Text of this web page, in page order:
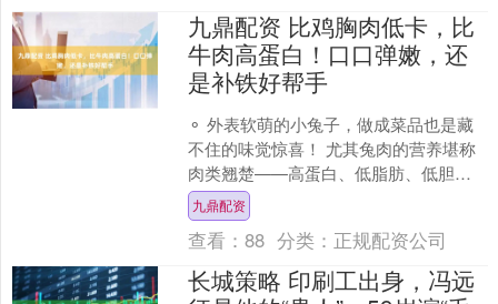
九鼎配资 比鸡胸肉低卡，比
牛肉高蛋白！口口弹嫩，还
是补铁好帮手
⚬ 外表软萌的小兔子，做成菜品也是藏
不住的味觉惊喜！ 尤其兔肉的营养堪称
肉类翘楚——高蛋白、低脂肪、低胆固
醇。 每100g兔肉含20-22g优质蛋白，消
化吸收率....
九鼎配资
查看：88 分类： 正规配资公司
长城策略 印刷工出身，冯远